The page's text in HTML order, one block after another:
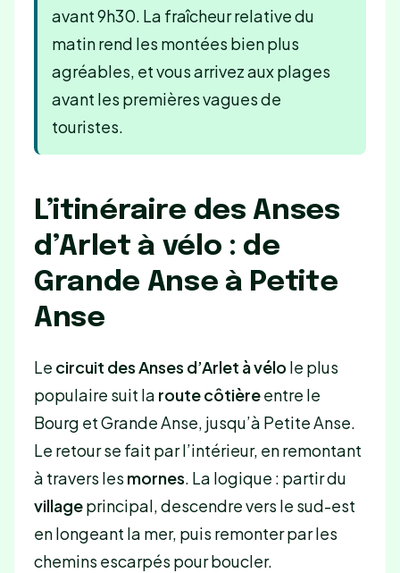
avant 9h30. La fraîcheur relative du
matin rend les montées bien plus
agréables, et vous arrivez aux plages
avant les premières vagues de
touristes.
L’itinéraire des Anses
d’Arlet à vélo : de
Grande Anse à Petite
Anse
Le circuit des Anses d’Arlet à vélo le plus
populaire suit la route côtièreentre le
Bourg et Grande Anse, jusqu’à Petite Anse.
Le retour se fait par l’intérieur, en remontant
à travers les mornes. La logique : partir du
villageprincipal, descendre vers le sud-est
en longeant la mer, puis remonter par les
chemins escarpés pour boucler.